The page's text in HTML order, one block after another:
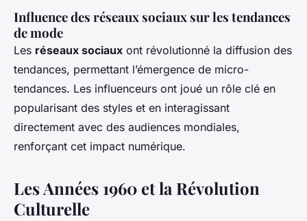
Influence des réseaux sociaux sur les tendances
de mode
Les réseaux sociaux ont révolutionné la diffusion des
tendances, permettant l’émergence de micro-
tendances. Les influenceurs ont joué un rôle clé en
popularisant des styles et en interagissant
directement avec des audiences mondiales,
renforçant cet impact numérique.
Les Années 1960 et la Révolution
Culturelle